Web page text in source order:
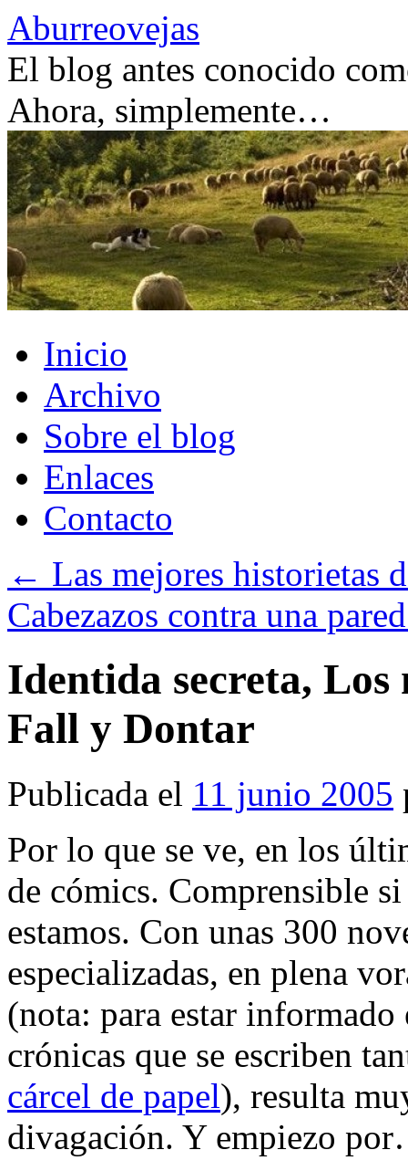
Saltar
al
contenido
Aburreovejas
El blog antes conocido
Ahora, simplemente…
Inicio
Archivo
Sobre el blog
Enlaces
Contacto
← Las mejores historietas
Cabezazos contra una
Identida secreta, Los
Fall y Dontar
Publicada el 11 junio 2005
Por lo que se ve, en los
de cómics. Comprensible
estamos. Con unas 300
especializadas, en plena
(nota: para estar
crónicas que se escriben
cárcel de papel), resulta
divagación. Y empiezo